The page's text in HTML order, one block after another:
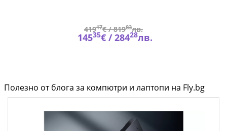
41917€ /81983лв.
14535€ /28428лв.
Полезно от блога за компютри и лаптопи на Fly.bg